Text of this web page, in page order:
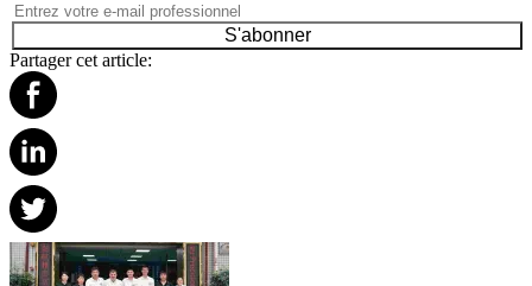
S'abonner
Partager cet article: